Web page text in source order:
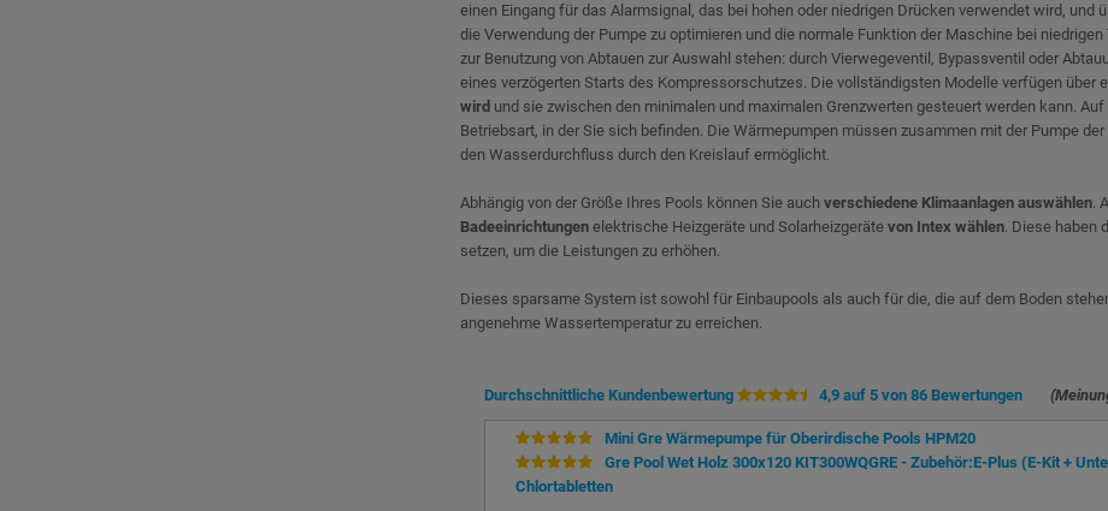
einen Eingang für das Alarmsignal, das bei hohen oder niedrigen Drücken verwendet wird,
die Verwendung der Pumpe zu optimieren und die normale Funktion der Maschine bei
zur Benutzung von Abtauen zur Auswahl stehen: durch Vierwegeventil, Bypassventil oder
eines verzögerten Starts des Kompressorschutzes. Die vollständigsten Modelle verfügen über
wird und sie zwischen den minimalen und maximalen Grenzwerten gesteuert werden kann.
Betriebsart, in der Sie sich befinden. Die Wärmepumpen müssen zusammen mit der Pumpe
den Wasserdurchfluss durch den Kreislauf ermöglicht.
Abhängig von der Größe Ihres Pools können Sie auch verschiedene Klimaanlagen auswählen.
Badeeinrichtungen elektrische Heizgeräte und Solarheizgeräte von Intex wählen. Diese haben
setzen, um die Leistungen zu erhöhen.
Dieses sparsame System ist sowohl für Einbaupools als auch für die, die auf dem Boden
angenehme Wassertemperatur zu erreichen.
Durchschnittliche Kundenbewertung 4,9 auf 5 von 86 Bewertungen
Mini Gre Wärmepumpe für Oberirdische Pools HPM20
Gre Pool Wet Holz 300x120 KIT300WQGRE - Zubehör:E-Plus (E-Kit +
Chlortabletten